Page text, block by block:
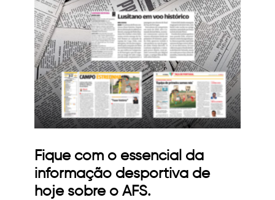
Fique com o essencial da
informação desportiva de
hoje sobre o AFS.